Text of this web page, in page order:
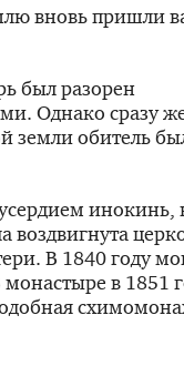
вновь пришли
был разорен
Однако сразу
земли обитель
В 1840 году
в 1851